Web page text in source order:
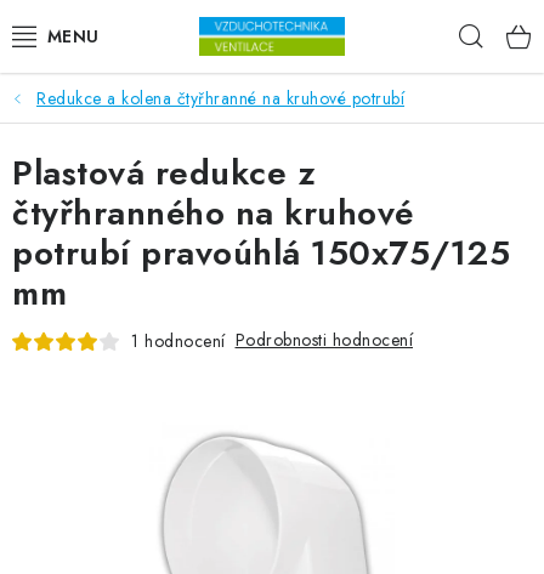
VENTILÁTORY
VZDUCHOTECHNIKA
REKUPERACE
TOPENÍ A CHLAZENÍ
ÚPRAVA VZDUCHU
ZVLHČOVAČE VZDUCHU PRŮMYSLOVÉ
Redukce a kolena čtyřhranné na kruhové potrubí
Plastová redukce z
čtyřhranného na kruhové
potrubí pravoúhlá 150x75/125
mm
1 hodnocení Podrobnosti hodnocení